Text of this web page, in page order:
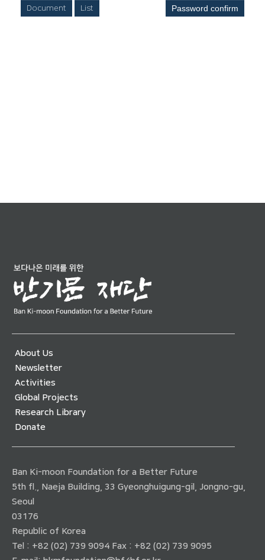
Document List Password confirm
About Us
Newsletter
Activities
Global Projects
Research Library
Donate
Ban Ki-moon Foundation for a Better Future
5th fl., Naeja Building, 33 Gyeonghuigung-gil, Jongno-gu,
Seoul
03176
Republic of Korea
Tel : +82 (02) 739 9094 Fax : +82 (02) 739 9095